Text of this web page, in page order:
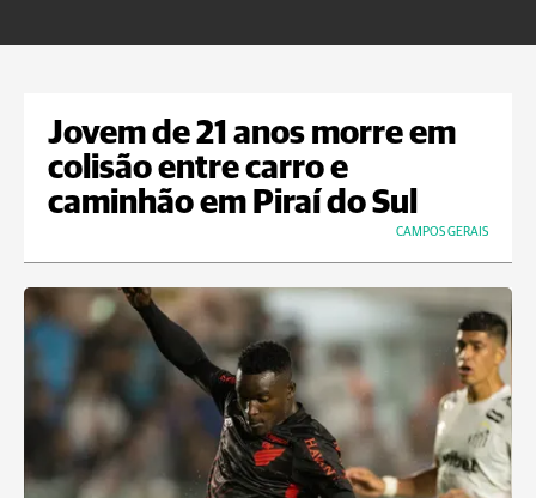
Jovem de 21 anos morre em
colisão entre carro e
caminhão em Piraí do Sul
CAMPOS GERAIS